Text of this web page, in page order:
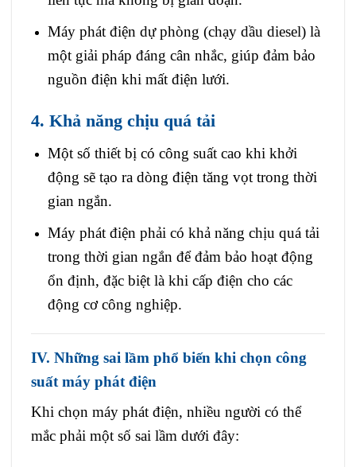
Máy phát điện dự phòng (chạy dầu diesel) là
một giải pháp đáng cân nhắc, giúp đảm bảo
nguồn điện khi mất điện lưới.
4. Khả năng chịu quá tải
Một số thiết bị có công suất cao khi khởi
động sẽ tạo ra dòng điện tăng vọt trong thời
gian ngắn.
Máy phát điện phải có khả năng chịu quá tải
trong thời gian ngắn để đảm bảo hoạt động
ổn định, đặc biệt là khi cấp điện cho các
động cơ công nghiệp.
IV. Những sai lầm phổ biến khi chọn công
suất máy phát điện
Khi chọn máy phát điện, nhiều người có thể
mắc phải một số sai lầm dưới đây: